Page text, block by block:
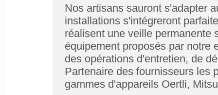
Nos artisans sauront s'adapter
installations s'intégreront
réalisent une veille permanente
équipement proposés par notre
des opérations d'entretien, de
Partenaire des fournisseurs les
gammes d'appareils Oertli,